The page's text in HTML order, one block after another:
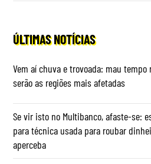
ÚLTIMAS NOTÍCIAS
Vem aí chuva e trovoada: mau tempo
serão as regiões mais afetadas
Se vir isto no Multibanco, afaste-se:
para técnica usada para roubar
aperceba